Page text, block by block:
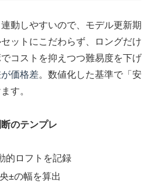
動しやすいので、モデル更新期
ットにこだわらず、ロングだけ
コストを抑えつつ難易度を下げ
価格差。数値化した基準で「安
す。
のテンプレ
的ロフトを記録
±の幅を算出